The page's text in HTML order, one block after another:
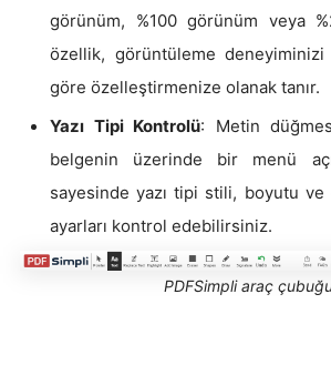
görünüm, %100 görünüm veya
özellik, görüntüleme
göre özelleştirmenize olanak tanır.
Yazı Tipi Kontrolü: Metin
belgenin üzerinde bir menü
sayesinde yazı tipi stili, boyutu
ayarları kontrol edebilirsiniz.
PDFSimpli araç